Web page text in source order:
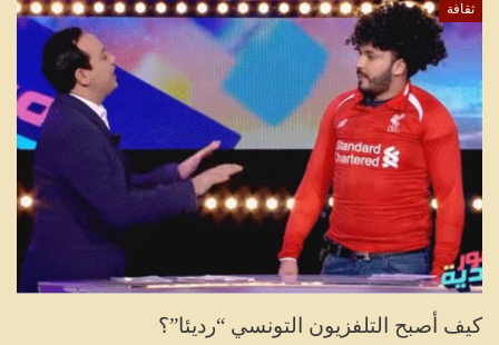
ثقافة
كيف أصبح التلفزيون التونسي “رديئا”؟